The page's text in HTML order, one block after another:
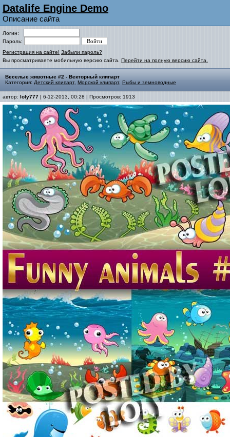
Datalife Engine Demo
Описание сайта
Логин:
Пароль:
Регистрация на сайте! Забыли пароль?
Вы просматриваете мобильную версию сайта. Перейти на полную версию сайта.
Веселые животные #2 - Векторный клипарт
Категория: Детский клипарт, Морской клипарт, Рыбы и земноводные
автор: loly777 | 6-12-2013, 00:28 | Просмотров: 1913